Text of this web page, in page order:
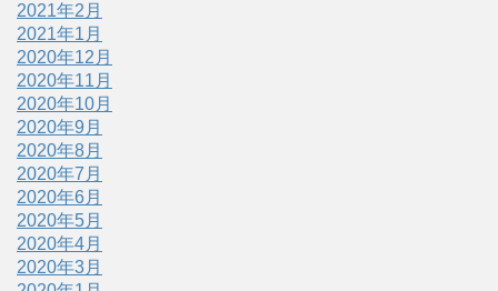
2021年2月
2021年1月
2020年12月
2020年11月
2020年10月
2020年9月
2020年8月
2020年7月
2020年6月
2020年5月
2020年4月
2020年3月